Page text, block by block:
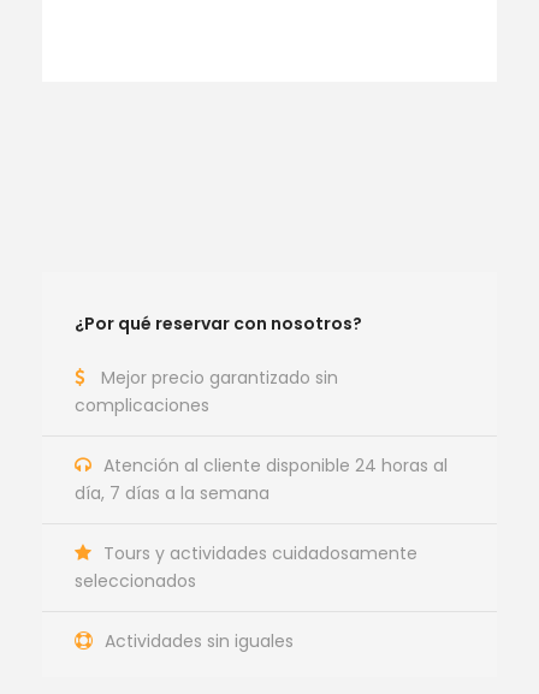
¿Por qué reservar con nosotros?
Mejor precio garantizado sin
complicaciones
Atención al cliente disponible 24 horas al
día, 7 días a la semana
Tours y actividades cuidadosamente
seleccionados
Actividades sin iguales